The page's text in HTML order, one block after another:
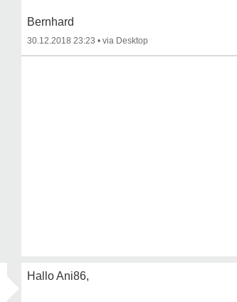
Bernhard
30.12.2018 23:23 •
Hallo Ani86,